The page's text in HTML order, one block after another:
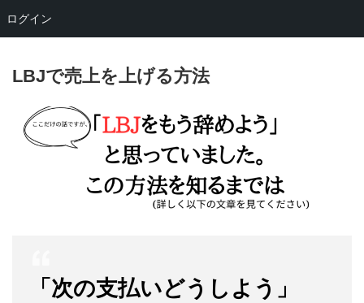
LBJで売上を上げる方法
「次の支払いどうしよう」
ログイン